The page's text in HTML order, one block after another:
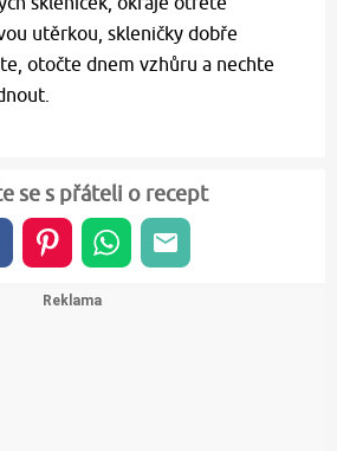
utěrkou, skleničky dobře
otočte dnem vzhůru a nechte
se s přáteli o recept